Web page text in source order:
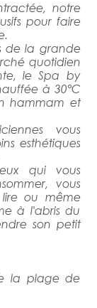
notre
pour faire
de la grande
quotidien
le Spa by
à 30°C
hammam et
vous
esthétiques
qui vous
vous
ou même
à l'abris du
son petit
la plage de